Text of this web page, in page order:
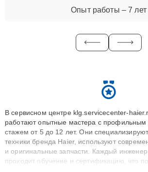
Опыт работы – 7 лет
В сервисном центре klg.servicecenter-
работают опытные мастера с профильным
стажем от 5 до 12 лет. Они
техники бренда Haier, используют
и оригинальные запчасти. Каждый инженер
проходит обучение и сертификацию, что